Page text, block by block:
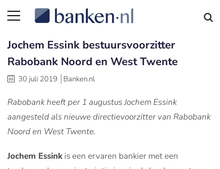
Jochem Essink bestuursvoorzitter
Rabobank Noord en West Twente
30 juli 2019 Banken.nl
Rabobank heeft per 1 augustus Jochem Essink
aangesteld als nieuwe directievoorzitter van Rabobank
Noord en West Twente.
Jochem Essink is een ervaren bankier met een